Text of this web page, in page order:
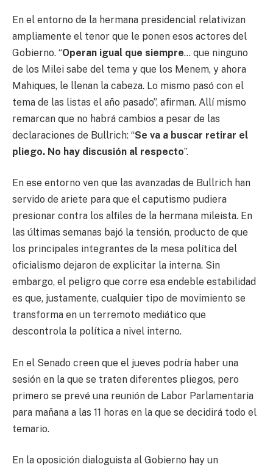
En el entorno de la hermana presidencial relativizan
ampliamente el tenor que le ponen esos actores del
Gobierno. “Operan igual que siempre… que ninguno
de los Milei sabe del tema y que los Menem, y ahora
Mahiques, le llenan la cabeza. Lo mismo pasó con el
tema de las listas el año pasado”, afirman. Allí mismo
remarcan que no habrá cambios a pesar de las
declaraciones de Bullrich: “Se va a buscar retirar el
pliego. No hay discusión al respecto”.
En ese entorno ven que las avanzadas de Bullrich han
servido de ariete para que el caputismo pudiera
presionar contra los alfiles de la hermana mileista. En
las últimas semanas bajó la tensión, producto de que
los principales integrantes de la mesa política del
oficialismo dejaron de explicitar la interna. Sin
embargo, el peligro que corre esa endeble estabilidad
es que, justamente, cualquier tipo de movimiento se
transforma en un terremoto mediático que
descontrola la política a nivel interno.
En el Senado creen que el jueves podría haber una
sesión en la que se traten diferentes pliegos, pero
primero se prevé una reunión de Labor Parlamentaria
para mañana a las 11 horas en la que se decidirá todo el
temario.
En la oposición dialoguista al Gobierno hay un